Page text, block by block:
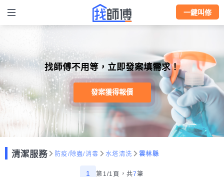
一鍵叫修
找師傅不用等，立即發案填需求！
發案獲得報價
清潔服務 防疫/除蟲/消毒 水塔清洗 雲林縣
1 第1/1頁， 共7筆